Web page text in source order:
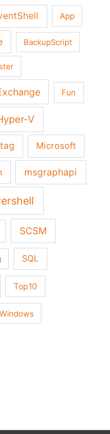
App
BackupScript
Fun
V
Microsoft
msgraphapi
SCSM
SQL
Top10
Windows